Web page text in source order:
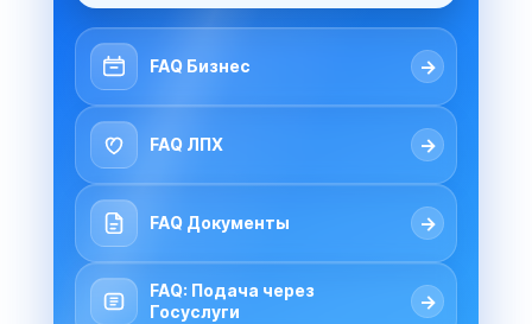
FAQ Бизнес →
FAQ ЛПХ →
FAQ Документы →
FAQ: Подача через
Госуслуги
→